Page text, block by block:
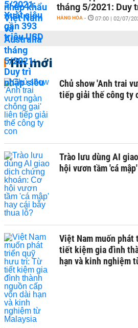
tháng 5/2021: Duy
HÀNG HÓA - 07:00 | 02/07/
Tin mới
Chủ show 'Anh trai
tiếp giải thế công ty
Trào lưu dùng AI
hội vươn tầm 'cá
Việt Nam muốn
tiết kiệm gia đình
hạn và kinh nghiệm